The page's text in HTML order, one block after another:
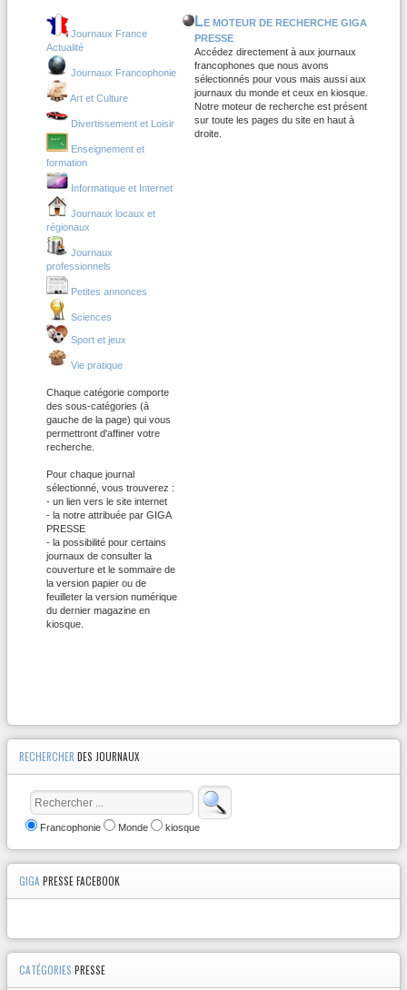
Journaux France
Actualité
Journaux Francophonie
Art et Culture
Divertissement et Loisir
Enseignement et
formation
Informatique et Internet
Journaux locaux et
régionaux
Journaux
professionnels
Petites annonces
Sciences
Sport et jeux
Vie pratique
Chaque catégorie comporte
des sous-catégories (à
gauche de la page) qui vous
permettront d'affiner votre
recherche.
Pour chaque journal
sélectionné, vous trouverez :
- un lien vers le site internet
- la notre attribuée par GIGA
PRESSE
- la possibilité pour certains
journaux de consulter la
couverture et le sommaire de
la version papier ou de
feuilleter la version numérique
du dernier magazine en
kiosque.
LE MOTEUR DE RECHERCHE GIGA
PRESSE
Accédez directement à aux journaux
francophones que nous avons
sélectionnés pour vous mais aussi aux
journaux du monde et ceux en kiosque.
Notre moteur de recherche est présent
sur toute les pages du site en haut à
droite.
RECHERCHER DES JOURNAUX
Francophonie Monde kiosque
GIGAPRESSE FACEBOOK
CATÉGORIES PRESSE